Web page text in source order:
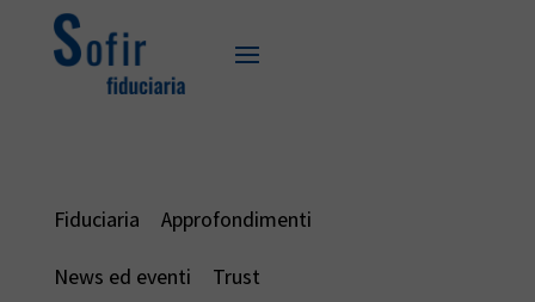
Fiduciaria Approfondimenti
News ed eventi Trust